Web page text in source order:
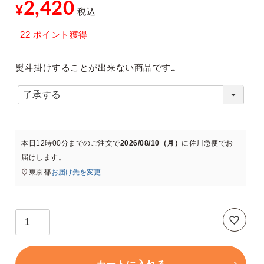
¥2,420 税込
22 ポイント獲得
熨斗掛けすることが出来ない商品です
)
本日 12時00分までのご注文で2026/08/10（月） に佐川急便でお
届けします。
東京都お届け先を変更